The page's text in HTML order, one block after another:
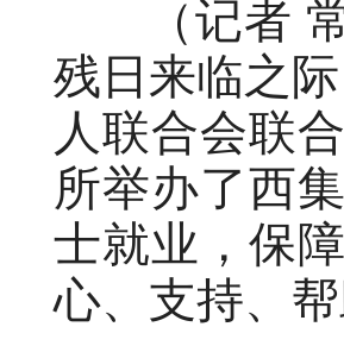
（记者 常
残日来临之
人联合会联
所举办了西
士就业，保
心、支持、